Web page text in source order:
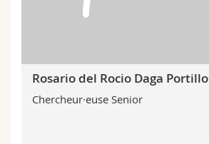
Rosario del Rocio Daga Portillo
Chercheur·euse Senior